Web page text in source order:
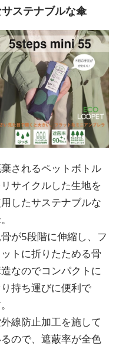
ステナブルな傘
されるペットボトル
サイクルした生地を
したサステナブルな
が5段階に伸縮し、フ
トに折りたためる骨
なのでコンパクトに
持ち運びに便利で
線防止加工を施して
ので、遮蔽率が全色